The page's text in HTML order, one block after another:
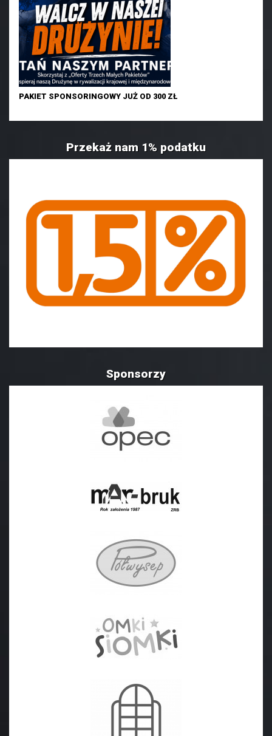
PAKIET SPONSORINGOWY JUŻ OD 300 ZŁ
Przekaż nam 1% podatku
Sponsorzy